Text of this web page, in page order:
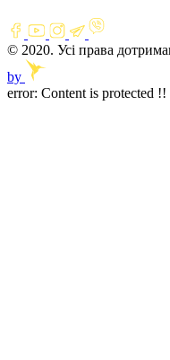
© 2020. Усі права
by
error: Content is protected !!